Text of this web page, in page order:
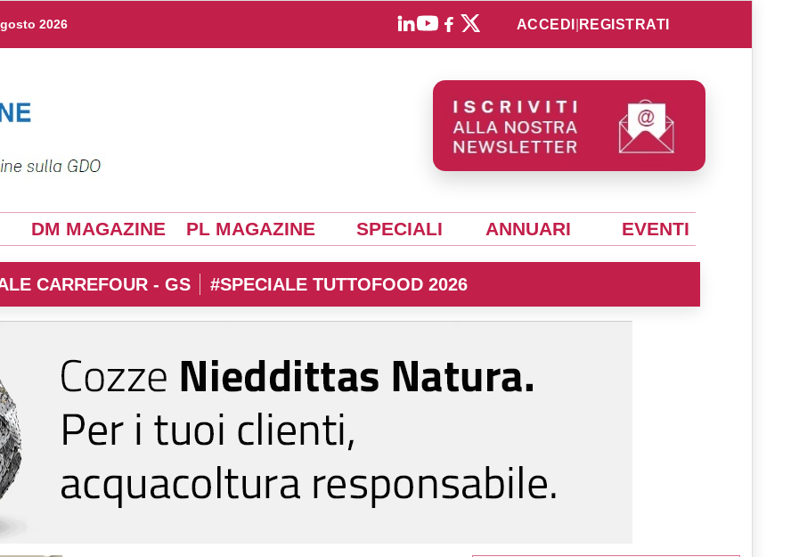
2026 ACCEDI REGISTRATI
DM MAGAZINE PL MAGAZINE SPECIALI ANNUARI EVENTI
CARREFOUR - GS #SPECIALE TUTTOFOOD 2026